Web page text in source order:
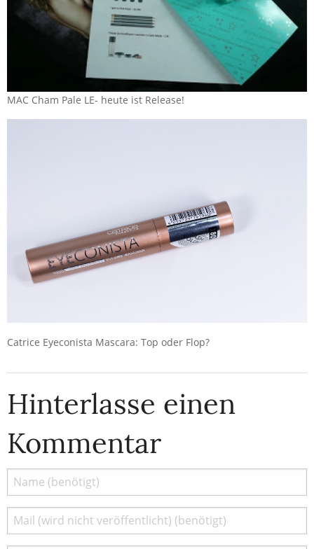
MAC Cham Pale LE- heute ist Release!
Catrice Eyeconista Mascara: Top oder Flop?
Hinterlasse einen
Kommentar